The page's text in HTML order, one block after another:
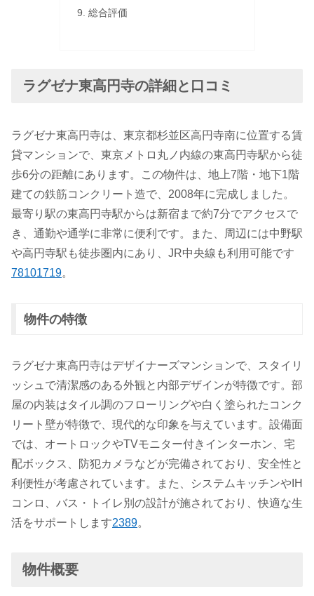
総合評価
ラグゼナ東高円寺の詳細と口コミ
ラグゼナ東高円寺は、東京都杉並区高円寺南に位置する賃
貸マンションで、東京メトロ丸ノ内線の東高円寺駅から徒
歩6分の距離にあります。この物件は、地上7階・地下1階
建ての鉄筋コンクリート造で、2008年に完成しました。
最寄り駅の東高円寺駅からは新宿まで約7分でアクセスで
き、通勤や通学に非常に便利です。また、周辺には中野駅
や高円寺駅も徒歩圏内にあり、JR中央線も利用可能です
78101719。
物件の特徴
ラグゼナ東高円寺はデザイナーズマンションで、スタイリ
ッシュで清潔感のある外観と内部デザインが特徴です。部
屋の内装はタイル調のフローリングや白く塗られたコンク
リート壁が特徴で、現代的な印象を与えています。設備面
では、オートロックやTVモニター付きインターホン、宅
配ボックス、防犯カメラなどが完備されており、安全性と
利便性が考慮されています。また、システムキッチンやIH
コンロ、バス・トイレ別の設計が施されており、快適な生
活をサポートします2389。
物件概要